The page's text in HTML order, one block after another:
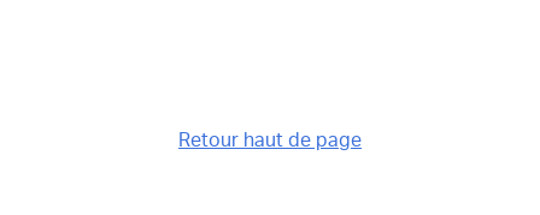
Retour haut de page